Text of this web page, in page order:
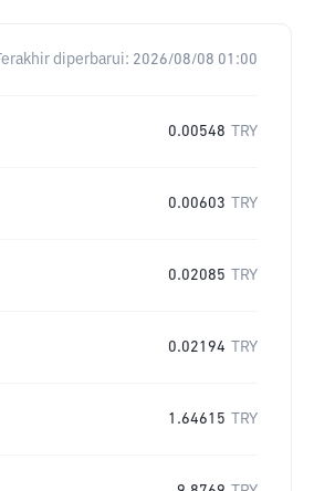
Terakhir diperbarui: 2026/08/08 01:00
0.00548 TRY
0.00603 TRY
0.02085 TRY
0.02194 TRY
1.64615 TRY